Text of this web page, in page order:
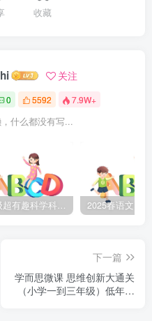
收藏
关注
0 5592 7.9W+
什么都没有写...
宝藏级超有趣科学科普动画《土豆逗严肃科普》第二季 百度网盘下载
下一篇
学而思微课 思维创新大通关
（小学一到三年级）低年级